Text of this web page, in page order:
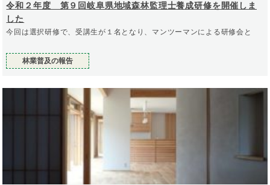
令和２年度 第９回岐阜県地域森林監理士養成研修を開催しま
した
今回は選択研修で、受講生が１名となり、マンツーマンによる研修会と
林業普及の報告